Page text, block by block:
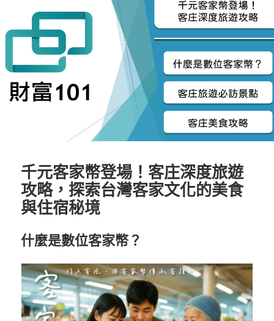
千元客家幣登場！客庄深度旅遊
攻略，探索台灣客家文化的美食
與住宿秘境
什麼是數位客家幣？